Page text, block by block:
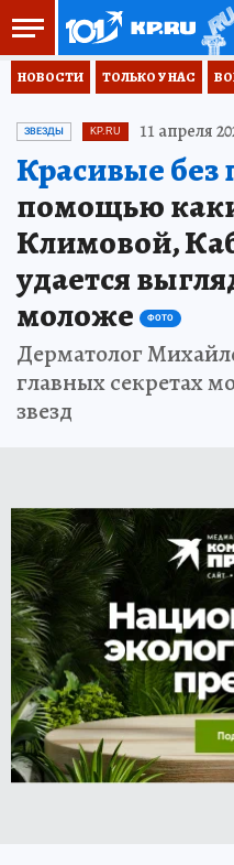
НОВОСТИ ТОЛЬКО У НАС
ЗВЕЗДЫ KP.RU 11 апреля
Красивые без
помощью
Климовой,
удается
моложе
ФОТО
Дерматолог
главных секретах
звезд